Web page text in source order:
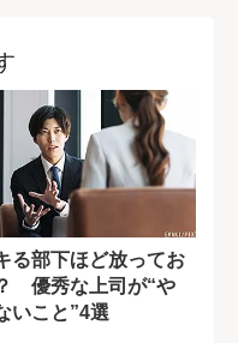
る部下ほど放ってお
優秀な上司が“や
いこと”4選